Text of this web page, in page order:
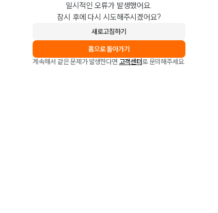
일시적인 오류가 발생했어요.
잠시 후에 다시 시도해주시겠어요?
새로고침하기
홈으로 돌아가기
계속해서 같은 문제가 발생한다면 고객센터로 문의해주세요.